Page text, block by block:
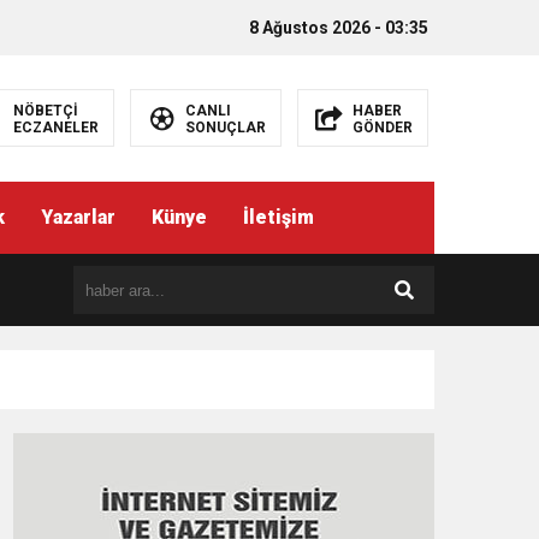
8 Ağustos 2026 - 03:35
NÖBETÇİ
ECZANELER
CANLI
SONUÇLAR
HABER
GÖNDER
Yazarlar Künye İletişim